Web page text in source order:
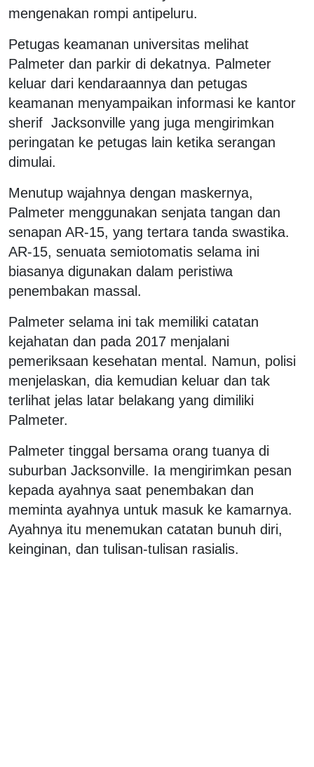
mengenakan rompi antipeluru.
Petugas keamanan universitas melihat
Palmeter dan parkir di dekatnya. Palmeter
keluar dari kendaraannya dan petugas
keamanan menyampaikan informasi ke kantor
sherif Jacksonville yang juga mengirimkan
peringatan ke petugas lain ketika serangan
dimulai.
Menutup wajahnya dengan maskernya,
Palmeter menggunakan senjata tangan dan
senapan AR-15, yang tertara tanda swastika.
AR-15, senuata semiotomatis selama ini
biasanya digunakan dalam peristiwa
penembakan massal.
Palmeter selama ini tak memiliki catatan
kejahatan dan pada 2017 menjalani
pemeriksaan kesehatan mental. Namun, polisi
menjelaskan, dia kemudian keluar dan tak
terlihat jelas latar belakang yang dimiliki
Palmeter.
Palmeter tinggal bersama orang tuanya di
suburban Jacksonville. Ia mengirimkan pesan
kepada ayahnya saat penembakan dan
meminta ayahnya untuk masuk ke kamarnya.
Ayahnya itu menemukan catatan bunuh diri,
keinginan, dan tulisan-tulisan rasialis.